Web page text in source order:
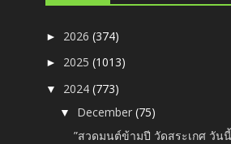
► 2026(374)
► 2025(1013)
▼ 2024(773)
▼ December(75)
”สวดมนต์ข้ามปี วัดสระเกศ วัน